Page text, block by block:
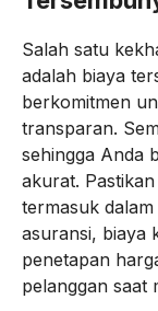
Salah satu
adalah biaya
berkomitmen
transparan.
sehingga Anda
akurat.
termasuk
asuransi, biaya
penetapan
pelanggan saat